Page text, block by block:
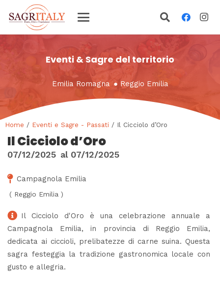
Eventi & Sagre del territorio
Emilia Romagna ● Reggio Emilia
Home / Eventi e Sagre - Passati / Il Cicciolo d’Oro
Il Cicciolo d’Oro
07/12/2025 al 07/12/2025
Campagnola Emilia
( Reggio Emilia )
Il Cicciolo d'Oro è una celebrazione annuale a
Campagnola Emilia, in provincia di Reggio Emilia,
dedicata ai ciccioli, prelibatezze di carne suina. Questa
sagra festeggia la tradizione gastronomica locale con
gusto e allegria.